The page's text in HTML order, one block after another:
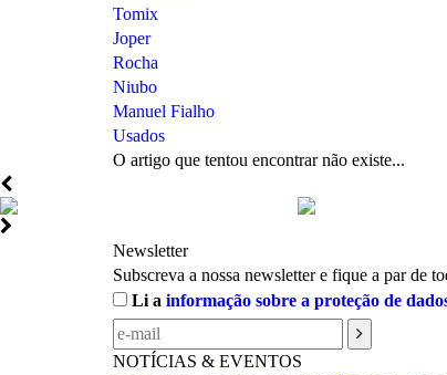
Tomix
Joper
Rocha
Niubo
Manuel Fialho
Usados
O artigo que tentou encontrar não existe...
Newsletter
Subscreva a nossa newsletter e fique a par de
Li a informação sobre a proteção de
NOTÍCIAS & EVENTOS